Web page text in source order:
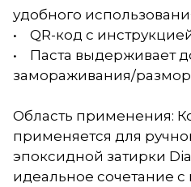
удобного
• QR-код с
• Паста выдерживает
замораживания/
Область применения:
применяется для
эпоксидной затирки
идеальное сочетание с